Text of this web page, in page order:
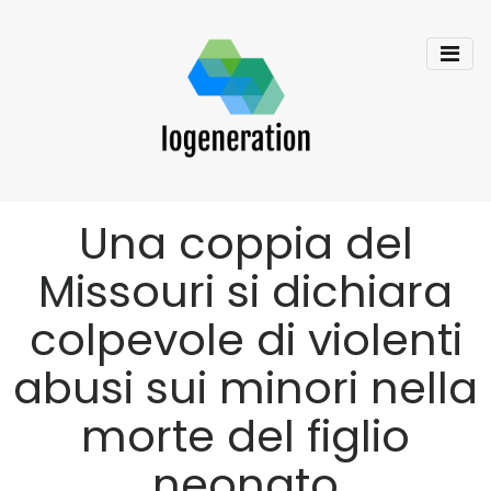
Una coppia del
Missouri si dichiara
colpevole di violenti
abusi sui minori nella
morte del figlio